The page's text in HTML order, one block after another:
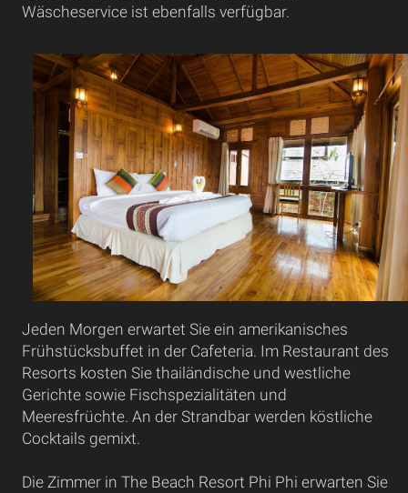
Wäscheservice ist ebenfalls verfügbar.
Jeden Morgen erwartet Sie ein amerikanisches
Frühstücksbuffet in der Cafeteria. Im Restaurant des
Resorts kosten Sie thailändische und westliche
Gerichte sowie Fischspezialitäten und
Meeresfrüchte. An der Strandbar werden köstliche
Cocktails gemixt.
Die Zimmer in The Beach Resort Phi Phi erwarten Sie